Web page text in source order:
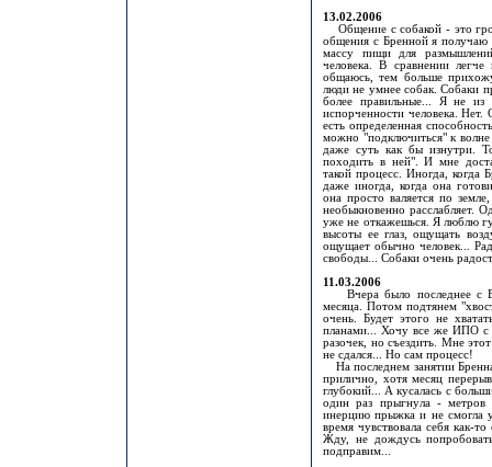
13.02.2006
Общение с собакой - это
общения с Бренной я получаю
массу пищи для
человека. В сравнении
общаюсь, тем больше
люди не умнее собак. Собаки
более правильные... Я не из
испорченности человека.
есть определенная
можно "подключиться" к волне
даже суть как бы изнутри.
походить в ней". И мне
такой процесс. Иногда, когда
даже иногда, когда она
она просто валяется по
необыкновенно расслабляет.
уже не откажешься. Я люблю
высоты ее глаз, ощущать
ощущает обычно человек...
свободы... Собаки очень
11.03.2006
Вчера было последнее с
месяца. Потом подтянем
очень. Будет этого не
планами... Хочу все же ИПО с
разочек, но съездить. Мне
не сдался... Но сам процесс!
На последнем занятии
прилично, хотя месяц
глубокий... А кусалась с
один раз прыгнула - метров
инерцию прыжка и не смогла
время чувствовала себя как-
Жду, не дождусь
подправим...